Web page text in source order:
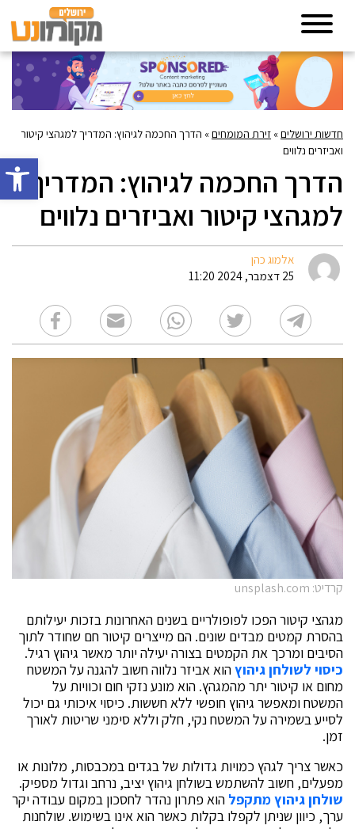
פתח
חדשות ירושלים» זירת המומחים» הדרך החכמה לגיהוץ: המדריך למגהצי קיטור
ואביזרים נלווים
הדרך החכמה לגיהוץ: המדריך
למגהצי קיטור ואביזרים נלווים
אלמוג כהן
25 דצמבר, 2024 11:20
קרדיט: unsplash.com
מגהצי קיטור הפכו לפופולריים בשנים האחרונות בזכות יעילותם
בהסרת קמטים מבדים שונים. הם מייצרים קיטור חם שחודר לתוך
הסיבים ומרכך את הקמטים בצורה יעילה יותר מאשר גיהוץ רגיל.
כיסוי לשולחן גיהוץהוא אביזר נלווה חשוב להגנה על המשטח
מחום או קיטור יתר מהמגהץ. הוא מונע נזקי חום וכוויות על
המשטח ומאפשר גיהוץ חופשי ללא חששות. כיסוי איכותי גם יכול
לסייע בשמירה על המשטח נקי, חלק וללא סימני שריטות לאורך
זמן.
כאשר צריך לגהץ כמויות גדולות של בגדים במכבסות, מלונות או
מפעלים, חשוב להשתמש בשולחן גיהוץ יציב, נרחב וגדול מספיק.
שולחן גיהוץ מתקפלהוא פתרון נהדר לחסכון במקום עבודה יקר
ערך, כיוון שניתן לקפלו בקלות כאשר הוא אינו בשימוש. שולחנות